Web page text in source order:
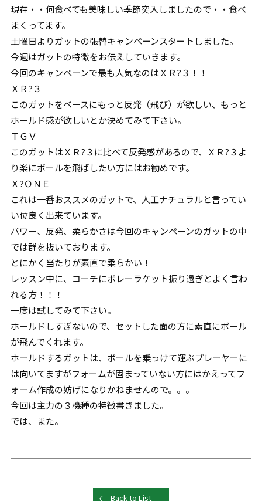
現在・・何食べても美味しい季節突入しましたので・・食べ
まくってます。
土曜日よりガットの張替キャンペーンスタートしました。
今週はガットの特徴をお伝えしていきます。
今回のキャンペーンで最も人気なのはＸＲ?３！！
ＸＲ?３
このガットをベースにもっと反発（飛び）が欲しい、もっと
ホールド感が欲しいとか決めてみて下さい。
ＴＧＶ
このガットはＸＲ?３に比べて反発感があるので、ＸＲ?３よ
り楽にボールを飛ばしたい方にはお勧めです。
Ｘ?ＯＮＥ
これは一番おススメのガットで、人工ナチュラルと言ってい
い位良く出来ています。
パワー、反発、柔らかさは今回のキャンペーンのガットの中
では群を抜いております。
とにかく当たりが素直で柔らかい！
レッスン中に、コーチにボレーラケット振り過ぎとよく言わ
れる方！！！
一度は試してみて下さい。
ホールドしすぎないので、セットした面の方に素直にボール
が飛んでくれます。
ホールドするガットは、ボールを乗っけて運ぶプレーヤーに
は向いてますがフォームが固まっていない方にはかえってフ
ォーム作成の妨げになりかねませんので。。。
今回は主力の３機種の特徴書きました。
では、また。
Back to List